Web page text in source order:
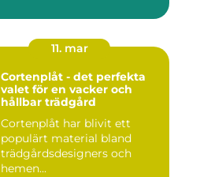
11. mar
Cortenplåt - det perfekta
valet för en vacker och
hållbar trädgård
Cortenplåt har blivit ett
populärt material bland
trädgårdsdesigners och
hemen...